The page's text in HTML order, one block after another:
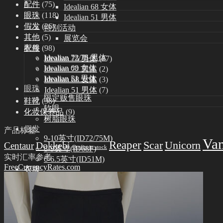
Idealian 68 女体
Idealian 51 男体
特别活动
展览会
配件
Idealian 72/75 男体
Idealian 68 女体
Idealian 51 男体
眼珠
限定贩售眼珠
软眼
树脂眼珠
假发
9-10英寸(ID72/75M)
8-9英寸(ID68F)
6-6.5英寸(ID51M)
衣服
Idealian 72 男体
鞋靴
配件 (75)
眼珠 (118)
假发 (26)
其他 (5)
衣服 (98)
Idealian 75 男体 (87)
Idealian 72 男体 (2)
Idealian 68 女体 (3)
Idealian 51 男体 (7)
鞋靴 (38)
化妆保养品 (9)
产品标签
CentaurDokkebi Outfits in stock Reaper ScarUnicorn
实时汇率参考
FreeCurrencyRates.com